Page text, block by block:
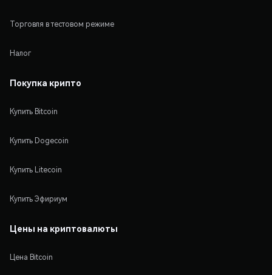
Торговля в тестовом режиме
Налог
Покупка крипто
Купить Bitcoin
Купить Dogecoin
Купить Litecoin
Купить Эфириум
Цены на криптовалюты
Цена Bitcoin